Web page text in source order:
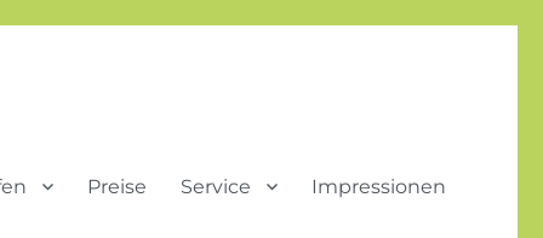
Preise Service Impressionen